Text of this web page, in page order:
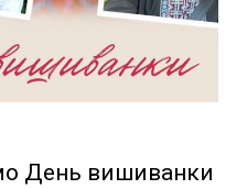
День вишиванки